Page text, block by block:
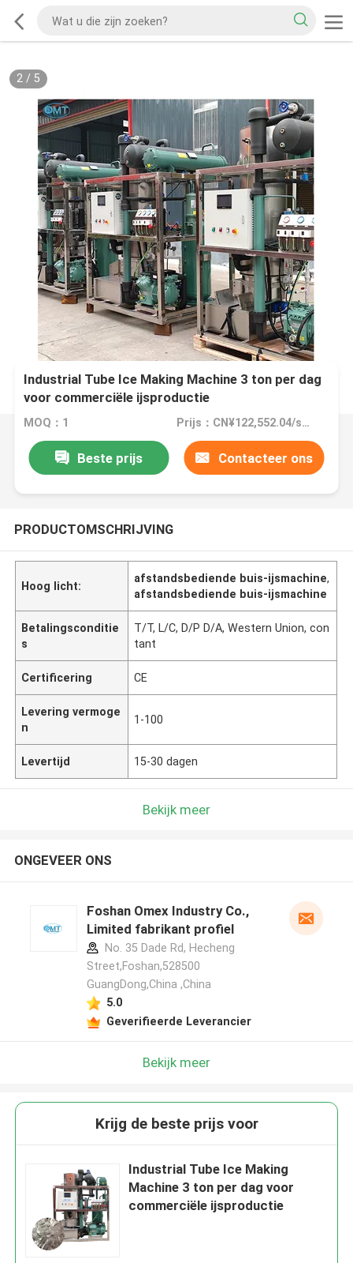
2/ 5
Industrial Tube Ice Making Machine 3 ton per dag
voor commerciële ijsproductie
MOQ：1 Prijs：CN¥122,552.04/sets 1-2 sets
Beste prijs Contacteer ons
PRODUCTOMSCHRIJVING
Hoog licht:
afstandsbediende buis-ijsmachine,
afstandsbediende buis-ijsmachine
Betalingsconditie
s
T/T, L/C, D/P D/A, Western Union, con
tant
Certificering CE
Levering vermoge
n
1-100
Levertijd 15-30 dagen
Bekijk meer
ONGEVEER ONS
Foshan Omex Industry Co.,
Limited fabrikant profiel
No. 35 Dade Rd, Hecheng
Street,Foshan,528500
GuangDong,China ,China
5.0
Geverifieerde Leverancier
Bekijk meer
Krijg de beste prijs voor
Industrial Tube Ice Making
Machine 3 ton per dag voor
commerciële ijsproductie